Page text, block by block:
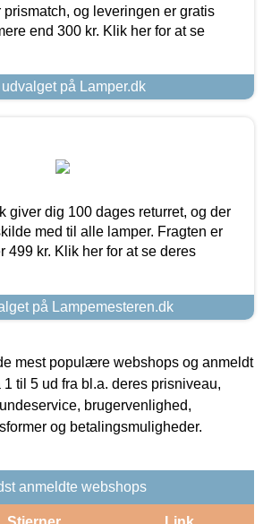
prismatch, og leveringen er gratis
end 300 kr. Klik her for at se
på Lamper.dk
giver dig 100 dages returret, og der
med til alle lamper. Fragten er
499 kr. Klik her for at se deres
på Lampemesteren.dk
mest populære webshops og anmeldt
til 5 ud fra bl.a. deres prisniveau,
brugervenlighed,
og betalingsmuligheder.
anmeldte webshops